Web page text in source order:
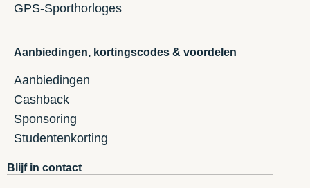
GPS-Sporthorloges
Aanbiedingen, kortingscodes & voordelen
Aanbiedingen
Cashback
Sponsoring
Studentenkorting
Blijf in contact